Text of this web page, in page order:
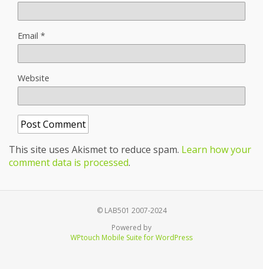
Email *
Website
This site uses Akismet to reduce spam. Learn how your
comment data is processed.
© LAB501 2007-2024
Powered by
WPtouch Mobile Suite for WordPress